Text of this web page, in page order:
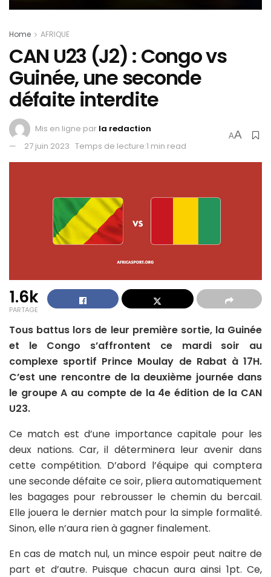
Home AFRIQUE
CAN U23 (J2) : Congo vs
Guinée, une seconde
défaite interdite
Mis en ligne par la redaction
27 juin 2023 Temps de lecture:1 min read
AA
1.6k
PARTAGE
Tous battus lors de leur première sortie, la Guinée
et le Congo s’affrontent ce mardi soir au
complexe sportif Prince Moulay de Rabat à 17H.
C’est une rencontre de la deuxième journée dans
le groupe A au compte de la 4e édition de la CAN
U23.
Ce match est d’une importance capitale pour les
deux nations. Car, il déterminera leur avenir dans
cette compétition. D’abord l’équipe qui comptera
une seconde défaite ce soir, pliera automatiquement
les bagages pour rebrousser le chemin du bercail.
Elle jouera le dernier match pour la simple formalité.
Sinon, elle n’aura rien à gagner finalement.
En cas de match nul, un mince espoir peut naitre de
part et d’autre. Puisque chacun aura ainsi 1pt. Ce,